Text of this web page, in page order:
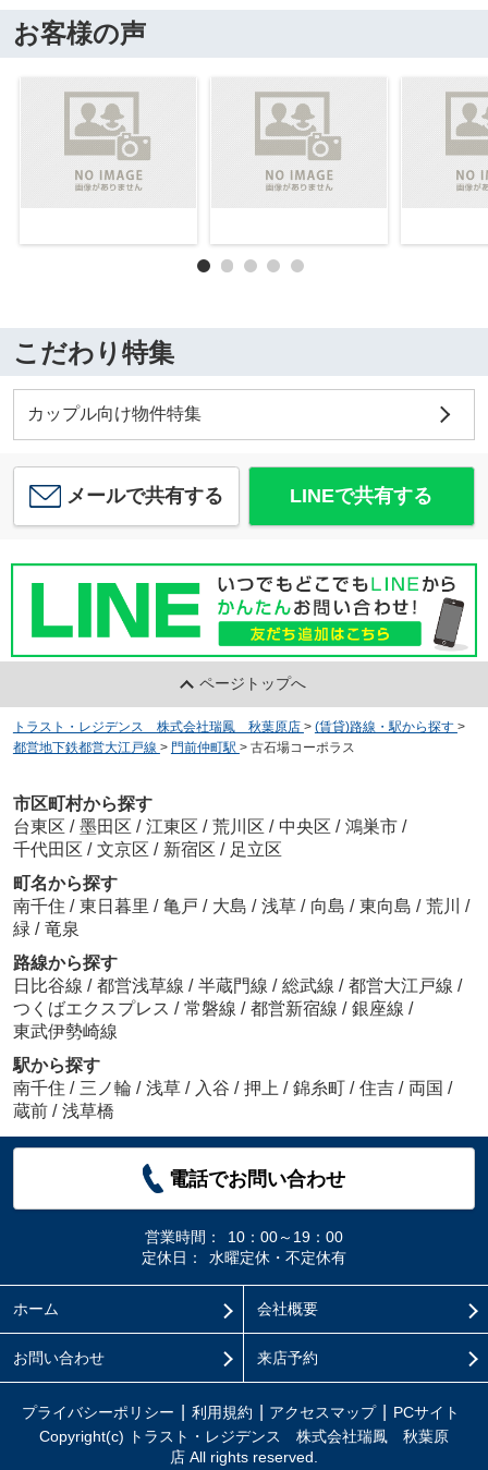
お客様の声
こだわり特集
カップル向け物件特集
メールで共有する LINEで共有する
ページトップへ
トラスト・レジデンス 株式会社瑞鳳 秋葉原店 > (賃貸)路線・駅から探す >
都営地下鉄都営大江戸線 > 門前仲町駅 > 古石場コーポラス
市区町村から探す
台東区 / 墨田区 / 江東区 / 荒川区 / 中央区 / 鴻巣市 /
千代田区 / 文京区 / 新宿区 / 足立区
町名から探す
南千住 / 東日暮里 / 亀戸 / 大島 / 浅草 / 向島 / 東向島 / 荒川 /
緑 / 竜泉
路線から探す
日比谷線 / 都営浅草線 / 半蔵門線 / 総武線 / 都営大江戸線 /
つくばエクスプレス / 常磐線 / 都営新宿線 / 銀座線 /
東武伊勢崎線
駅から探す
南千住 / 三ノ輪 / 浅草 / 入谷 / 押上 / 錦糸町 / 住吉 / 両国 /
蔵前 / 浅草橋
電話でお問い合わせ
営業時間：
10：00～19：00
定休日：
水曜定休・不定休有
ホーム 会社概要
お問い合わせ 来店予約
プライバシーポリシー 利用規約 アクセスマップ
PCサイト
Copyright(c) トラスト・レジデンス 株式会社瑞鳳 秋葉原
店 All rights reserved.